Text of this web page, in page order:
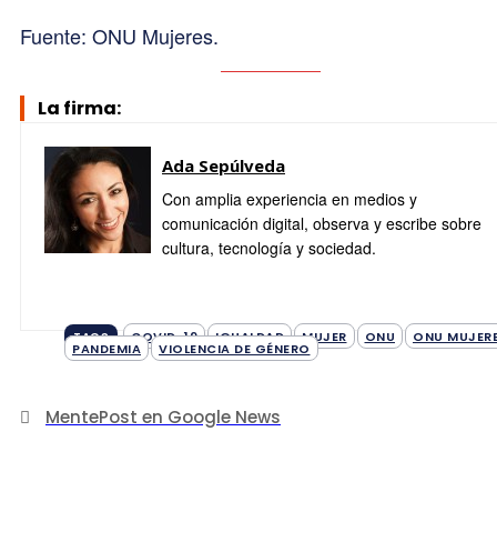
Fuente: ONU Mujeres.
La firma:
Ada Sepúlveda
Con amplia experiencia en medios y
comunicación digital, observa y escribe sobre
cultura, tecnología y sociedad.
TAGS COVID-19 IGUALDAD MUJER ONU ONU
PANDEMIA VIOLENCIA DE GÉNERO
MentePost en Google News